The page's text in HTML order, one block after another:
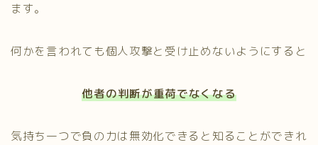
ます。
何かを言われても個人攻撃と受け止めないようにすると
他者の判断が重荷でなくなる
気持ち一つで負の力は無効化できると知ることができれ